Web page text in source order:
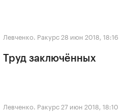
Левченко. Ракурс 28 июн 2018, 18:16
Труд заключённых
Левченко. Ракурс 27 июн 2018, 18:10